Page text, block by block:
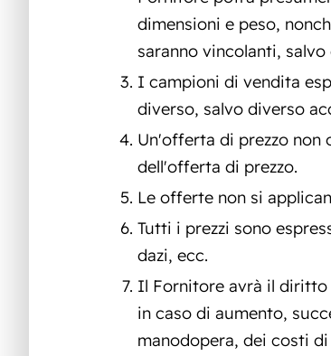
dimensioni e peso,
saranno vincolanti,
I campioni di vendita
diverso, salvo diverso
Un'offerta di prezzo non
dell'offerta di prezzo.
Le offerte non si
Tutti i prezzi sono
dazi, ecc.
Il Fornitore avrà il diritto
in caso di aumento,
manodopera, dei costi